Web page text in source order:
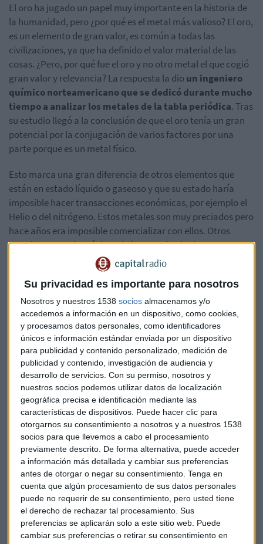
Su privacidad es importante para nosotros
Nosotros y nuestros 1538 socios almacenamos y/o
accedemos a información en un dispositivo, como cookies,
y procesamos datos personales, como identificadores
únicos e información estándar enviada por un dispositivo
para publicidad y contenido personalizado, medición de
publicidad y contenido, investigación de audiencia y
desarrollo de servicios. Con su permiso, nosotros y
nuestros socios podemos utilizar datos de localización
geográfica precisa e identificación mediante las
características de dispositivos. Puede hacer clic para
otorgarnos su consentimiento a nosotros y a nuestros 1538
socios para que llevemos a cabo el procesamiento
previamente descrito. De forma alternativa, puede acceder
a información más detallada y cambiar sus preferencias
antes de otorgar o negar su consentimiento. Tenga en
cuenta que algún procesamiento de sus datos personales
puede no requerir de su consentimiento, pero usted tiene
el derecho de rechazar tal procesamiento. Sus
preferencias se aplicarán solo a este sitio web. Puede
cambiar sus preferencias o retirar su consentimiento en
El oro ha jugado un papel muy importante en la historia de
la humanidad, pero ¿por qué es el metal más valioso? El oro,
es un elemento de gran valor, es común a todas las
civilizaciones, ya que ha definido el valor material de las
cosas. ¿Pero, por qué fue el oro y no otro metal el que cogió
gran valor y relevancia? La respuesta la dio un ingeniero
químico norteamericano que se dedicó durante mucho
tiempo a analizar los metales de la tabla periódica. Tras
su estudio llegó a la conclusión de que el oro tenía un gran
potencial por la conjugación de varios factores por una
parte porque es un metal físico.
Esto marca una gran diferencia de otros elementos que
están en estado líquido o gaseoso y que su estado haría
imposible hacer transacciones económicas, por ejemplo el
Helio o del nitrógeno. Estos metales son muy preciados pero
hace años era imposible comercializar con ellos. Otros
metales como el arsénico, el plomo o el polonio, son
valiosos pero perjudiciales para la salud, por lo que
tampoco tenían utilidad para hacer transacciones
financiaras.
Entonces, eliminando de la lista los metales líquidos, los
gases, los que son perjudiciales para la salud y los que son
demasiado blandos, todavía quedaban varias opciones,
¿por qué entonces el oro y no el cobre o el zinc? La respuesta
es la ubicación.El oro es uno de los metales más difíciles
de encontrar y claro, cuanto más difícil de obtener más
valor obtiene.
Entre todos los metales el oro y la plata son de los más
llamativos, por su brillo, su capacidad de moldear y porque
son muy llamativos. Por ello, empezaron a utilizarse como
muestra de valía, y su valor fue aumentado
exponencialmente.
Algo tan antiguo con el oro sigue siendo hoy el símbolo de
mayor relevancia. El oro está presente en los grandes
campeonatos deportivos, los mejores se llevan el oro,